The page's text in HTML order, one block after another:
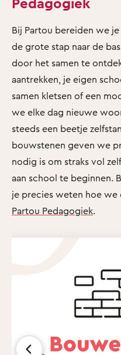
Bij Partou bereiden we
de grote stap naar de
door het samen te
aantrekken, je eigen
samen kletsen of een
we elke dag nieuwe
steeds een beetje
bouwstenen geven we
nodig is om straks vol
aan school te beginnen.
je precies weten hoe we
Partou Pedagogiek.